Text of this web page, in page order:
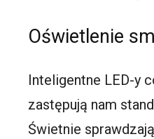
Oświetlenie
Inteligentne LED-y
zastępują nam
Świetnie